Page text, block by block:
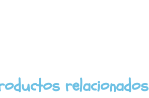
relacionados